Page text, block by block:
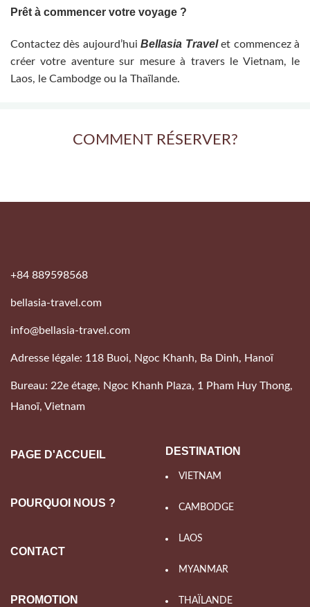
Prêt à commencer votre voyage ?
Contactez dès aujourd’huiBellasia Travelet commencez à
créer votre aventure sur mesure à travers le Vietnam, le
Laos, le Cambodge ou la Thaïlande.
COMMENT RÉSERVER?
+84 889598568
bellasia-travel.com
info@bellasia-travel.com
Adresse légale: 118 Buoi, Ngoc Khanh, Ba Dinh, Hanoï
Bureau: 22e étage, Ngoc Khanh Plaza, 1 Pham Huy Thong,
Hanoï, Vietnam
PAGE D'ACCUEIL
POURQUOI NOUS ?
CONTACT
PROMOTION
DESTINATION
VIETNAM
CAMBODGE
LAOS
MYANMAR
THAÏLANDE